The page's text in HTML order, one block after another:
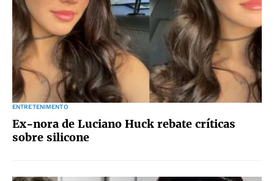
ENTRETENIMENTO
Ex-nora de Luciano Huck rebate críticas
sobre silicone